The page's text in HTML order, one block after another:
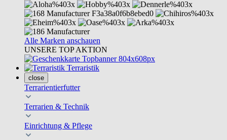
Alle Marken anschauen
UNSERE TOP AKTION
Terraristik
close
Terrarientierfutter
Terrarien & Technik
Einrichtung & Pflege